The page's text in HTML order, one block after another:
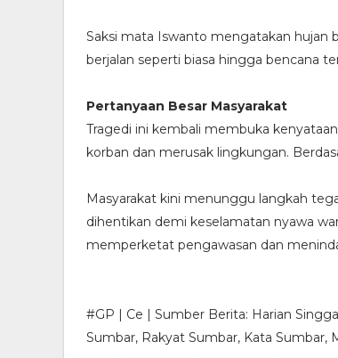
Saksi mata Iswanto mengatakan hujan
berjalan seperti biasa hingga bencana
Pertanyaan Besar Masyarakat
Tragedi ini kembali membuka
korban dan merusak lingkungan.
Masyarakat kini menunggu langkah
dihentikan demi keselamatan nyawa
memperketat pengawasan dan
#GP | Ce | Sumber Berita: Harian
Sumbar, Rakyat Sumbar, Kata Sumbar,